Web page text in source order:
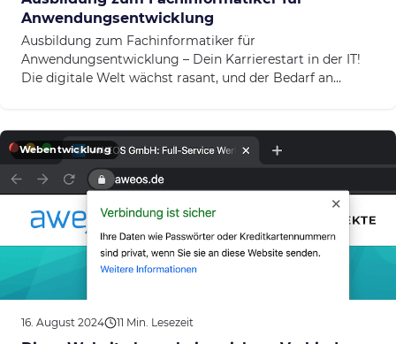
Anwendungsentwicklung
Ausbildung zum Fachinformatiker für
Anwendungsentwicklung – Dein Karrierestart in der IT!
Die digitale Welt wächst rasant, und der Bedarf an
Webentwicklung
16. August 2024 11 Min. Lesezeit